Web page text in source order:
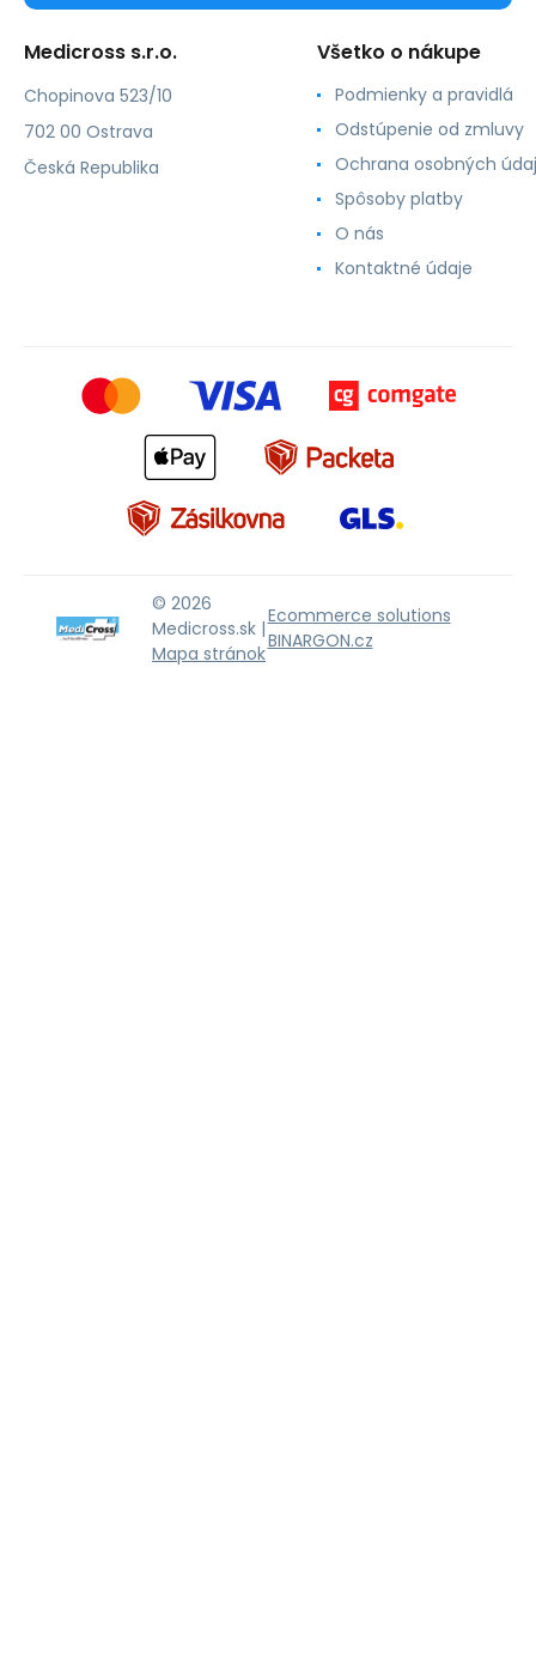
Medicross s.r.o.
Chopinova 523/10
702 00 Ostrava
Česká Republika
Všetko o nákupe
Podmienky a pravidlá
Odstúpenie od zmluvy
Ochrana osobných
Spôsoby platby
O nás
Kontaktné údaje
© 2026
Medicross.sk |
Mapa stránok
Ecommerce solutions
BINARGON.cz